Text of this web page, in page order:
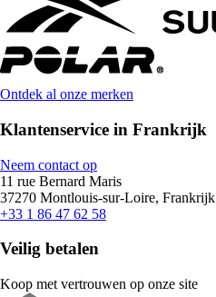
Ontdek al onze merken
Klantenservice in Frankrijk
Neem contact op
11 rue Bernard Maris
37270 Montlouis-sur-Loire, Frankrijk
+33 1 86 47 62 58
Veilig betalen
Koop met vertrouwen op onze site